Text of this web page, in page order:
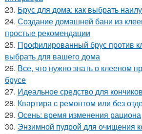
23. Брус для дома: как выбрать
24. Создание домашней бани из
простые рекомендации
25. Профилированный брус против
выбрать для вашего дома
26. Все, что нужно знать о клееном
брусе
27. Идеальное средство для
28. Квартира с ремонтом или без
29. Осень: время изменения рациона
30. Энзимной пудрой для очищения